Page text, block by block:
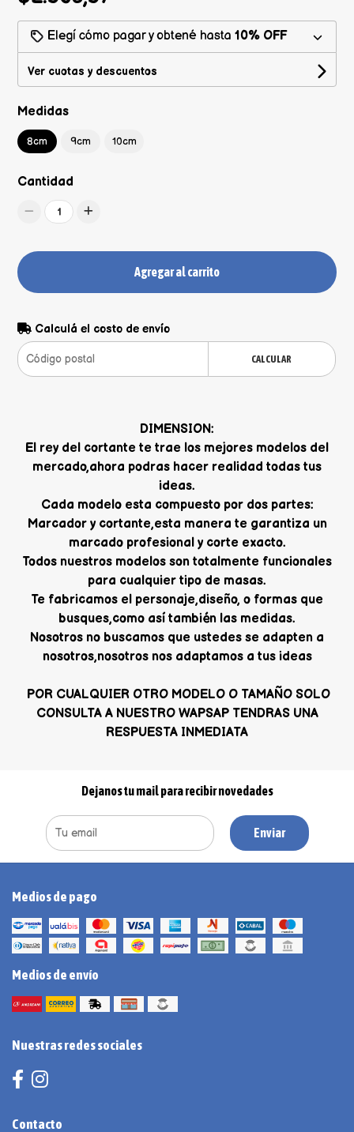
Elegí cómo pagar y obtené hasta10% OFF
Ver cuotas y descuentos
Medidas
8cm 9cm 10cm
Cantidad
1
Agregar al carrito
Calculá el costo de envío
CALCULAR
DIMENSION:
El rey del cortante te trae los mejores modelos del
mercado,ahora podras hacer realidad todas tus
ideas.
Cada modelo esta compuesto por dos partes:
Marcador y cortante,esta manera te garantiza un
marcado profesional y corte exacto.
Todos nuestros modelos son totalmente funcionales
para cualquier tipo de masas.
Te fabricamos el personaje,diseño, o formas que
busques,como así también las medidas.
Nosotros no buscamos que ustedes se adapten a
nosotros,nosotros nos adaptamos a tus ideas
POR CUALQUIER OTRO MODELO O TAMAÑO SOLO
CONSULTA A NUESTRO WAPSAP TENDRAS UNA
RESPUESTA INMEDIATA
Dejanos tu mail para recibir novedades
Enviar
Medios de pago
Medios de envío
Nuestras redes sociales
Contacto